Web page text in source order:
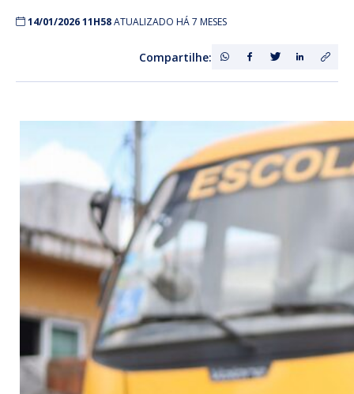
14/01/2026 11H58ATUALIZADO HÁ 7 MESES
Compartilhe: